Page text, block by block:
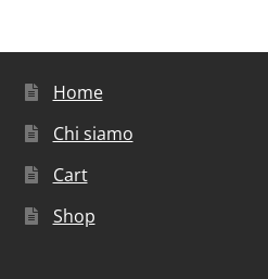
Home
Chi siamo
Cart
Shop